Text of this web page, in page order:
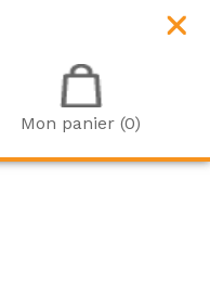
Mon panier (0)